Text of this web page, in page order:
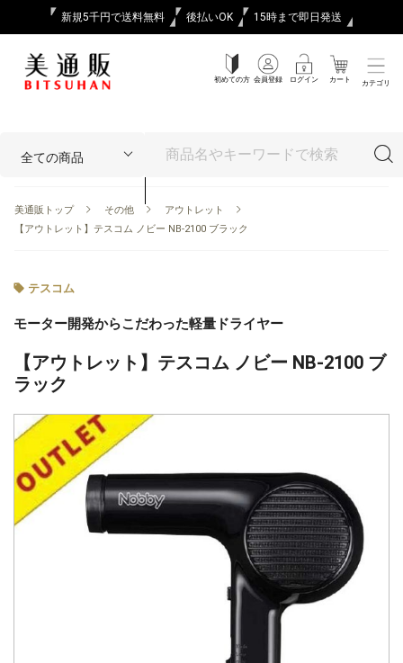
新規5千円で送料無料 後払いOK 15時まで即日発送
初めての方 会員登録 ログイン カート カテゴリ
美通販トップ その他
アウトレット
【アウトレット】テスコム ノビー NB-2100 ブラック
テスコム
モーター開発からこだわった軽量ドライヤー
【アウトレット】テスコム ノビー NB-2100 ブ
ラック